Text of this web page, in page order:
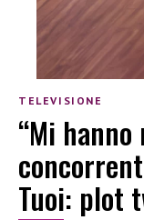
TELEVISIONE
“Mi
Tuoi: plot